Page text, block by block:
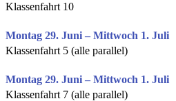
Klassenfahrt 10
Montag 29. Juni – Mittwoch 1. Juli
Klassenfahrt 5 (alle parallel)
Montag 29. Juni – Mittwoch 1. Juli
Klassenfahrt 7 (alle parallel)